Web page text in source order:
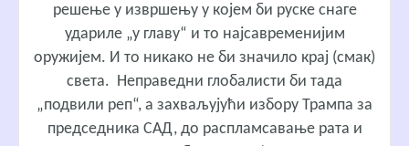
решење у извршењу у којем би руске снаге
удариле „у главу“ и то најсавременијим
оружијем. И то никако не би значило крај (смак)
света. Неправедни глобалисти би тада
„подвили реп“, а захваљујући избору Трампа за
председника САД, до распламсавање рата и